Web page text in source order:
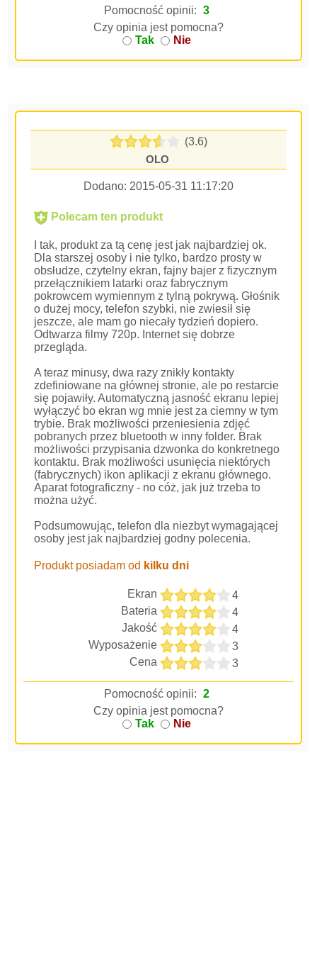
Pomocność opinii: 3
Czy opinia jest pomocna?
Tak
Nie
(3.6)
OLO
Dodano: 2015-05-31 11:17:20
Polecam ten produkt
I tak, produkt za tą cenę jest jak najbardziej ok.
Dla starszej osoby i nie tylko, bardzo prosty w
obsłudze, czytelny ekran, fajny bajer z fizycznym
przełącznikiem latarki oraz fabrycznym
pokrowcem wymiennym z tylną pokrywą. Głośnik
o dużej mocy, telefon szybki, nie zwiesił się
jeszcze, ale mam go niecały tydzień dopiero.
Odtwarza filmy 720p. Internet się dobrze
przegląda.
A teraz minusy, dwa razy znikły kontakty
zdefiniowane na głównej stronie, ale po restarcie
się pojawiły. Automatyczną jasność ekranu lepiej
wyłączyć bo ekran wg mnie jest za ciemny w tym
trybie. Brak możliwości przeniesienia zdjęć
pobranych przez bluetooth w inny folder. Brak
możliwości przypisania dzwonka do konkretnego
kontaktu. Brak możliwości usunięcia niektórych
(fabrycznych) ikon aplikacji z ekranu głównego.
Aparat fotograficzny - no cóż, jak już trzeba to
można użyć.
Podsumowując, telefon dla niezbyt wymagającej
osoby jest jak najbardziej godny polecenia.
Produkt posiadam od kilku dni
Ekran
4
Bateria
4
Jakość
4
Wyposażenie
3
Cena
3
Pomocność opinii: 2
Czy opinia jest pomocna?
Tak
Nie